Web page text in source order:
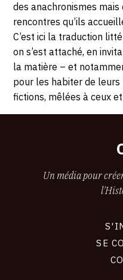
des anachronismes
rencontres qu’ils
C’est ici la traduction
on s’est attaché, en
la matière – et
pour les habiter de
fictions, mêlées à ceux
Un média pour
SE